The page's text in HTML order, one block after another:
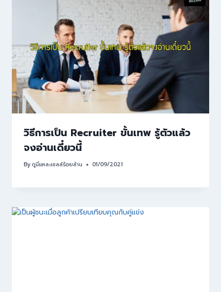
วิธีการเป็น Recruiter ขั้นเทพ รู้ตัวแล้ว
จงอ่านเดี๋ยวนี้
Byกูนี่แหละเซลล์ร้อยล้าน 01/09/2021